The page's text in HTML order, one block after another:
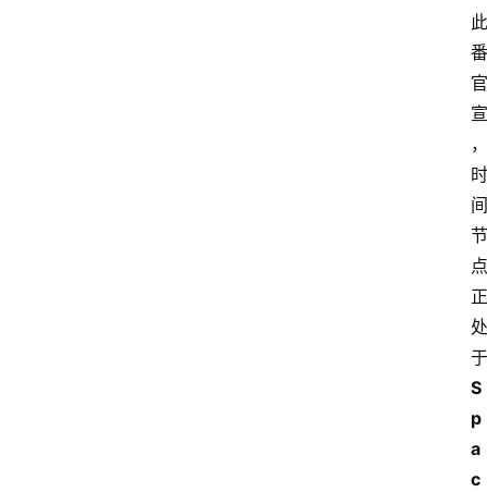
此
番
官
宣
，
时
间
节
点
正
处
于
S
p
a
c